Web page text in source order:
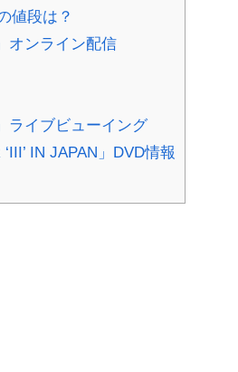
値段は？
オンライン配信
ライブビューイング
IN JAPAN」DVD情報